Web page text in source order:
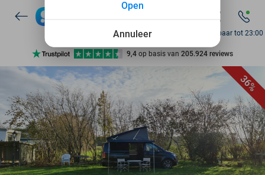
7 dagen per week beschikbaar
10+ miljoen leden
9,4 op basis van 205.924 reviews
Ontdek 15.000+ deals
7 dagen per week beschikbaar
10+ miljoen leden
Bereikbaar tot 23:00
36%
Annuleer
Open